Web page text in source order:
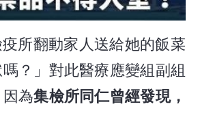
所翻動家人送給她的飯菜
？」對此醫療應變組副組
為集檢所同仁曾經發現，